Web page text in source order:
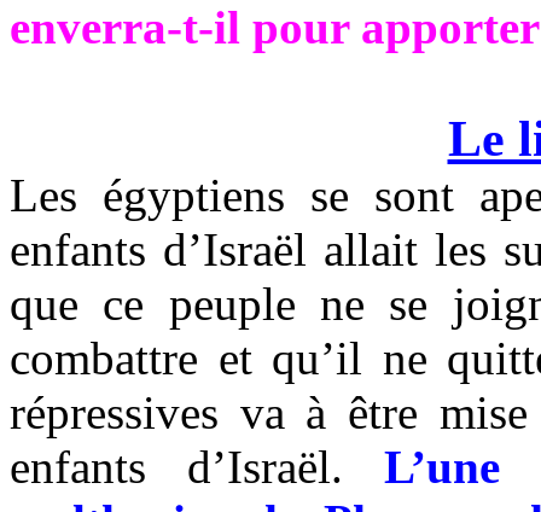
enverra-t-il pour
Le
Les égyptiens se sont
enfants d’Israël allait les
que ce peuple ne se
combattre et qu’il ne
répressives va à être
enfants d’Israël.